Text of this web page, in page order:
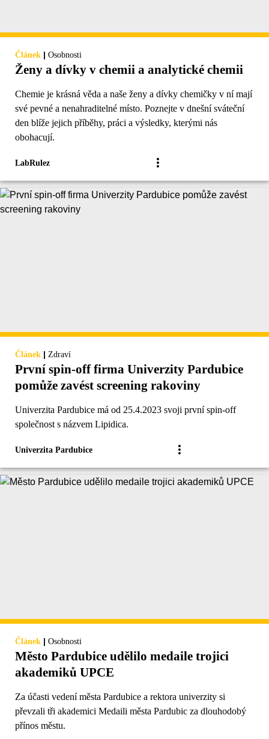
Článek | Osobnosti
Ženy a dívky v chemii a analytické chemii
Chemie je krásná věda a naše ženy a dívky chemičky v ní mají
své pevné a nenahraditelné místo. Poznejte v dnešní sváteční
den blíže jejich příběhy, práci a výsledky, kterými nás
obohacují.
LabRulez
Článek | Zdraví
První spin-off firma Univerzity Pardubice
pomůže zavést screening rakoviny
Univerzita Pardubice má od 25.4.2023 svoji první spin-off
společnost s názvem Lipidica.
Univerzita Pardubice
Článek | Osobnosti
Město Pardubice udělilo medaile trojici
akademiků UPCE
Za účasti vedení města Pardubice a rektora univerzity si
převzali tři akademici Medaili města Pardubic za dlouhodobý
přínos městu.